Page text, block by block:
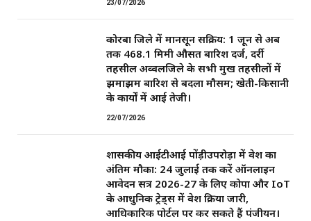
23/07/2026
कोरबा जिले में मानसून सक्रिय: 1 जून से अब
तक 468.1 मिमी औसत बारिश दर्ज, दर्री
तहसील अव्वलजिले के सभी प्रमुख तहसीलों में
झमाझम बारिश से बदला मौसम; खेती-किसानी
के कार्यों में आई तेजी।
22/07/2026
शासकीय आईटीआई पोंड़ीउपरोड़ा में प्रवेश का
अंतिम मौका: 24 जुलाई तक करें ऑनलाइन
आवेदन सत्र 2026-27 के लिए कोपा और IoT
के आधुनिक ट्रेड्स में प्रवेश प्रक्रिया जारी,
आधिकारिक पोर्टल पर कर सकते हैं पंजीयन।